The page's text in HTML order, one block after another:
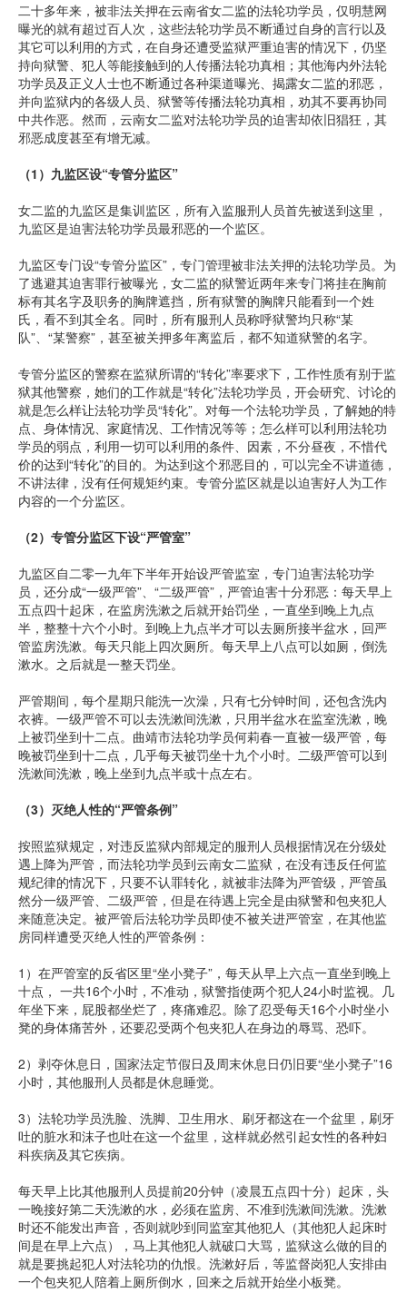
二十多年来，被非法关押在云南省女二监的法轮功学员，仅明慧网
曝光的就有超过百人次，这些法轮功学员不断通过自身的言行以及
其它可以利用的方式，在自身还遭受监狱严重迫害的情况下，仍坚
持向狱警、犯人等能接触到的人传播法轮功真相；其他海内外法轮
功学员及正义人士也不断通过各种渠道曝光、揭露女二监的邪恶，
并向监狱内的各级人员、狱警等传播法轮功真相，劝其不要再协同
中共作恶。然而，云南女二监对法轮功学员的迫害却依旧猖狂，其
邪恶成度甚至有增无减。
（1 ）九监区设“专管分监区”
女二监的九监区是集训监区，所有入监服刑人员首先被送到这里，
九监区是迫害法轮功学员最邪恶的一个监区。
九监区专门设“专管分监区”，专门管理被非法关押的法轮功学员。为
了逃避其迫害罪行被曝光，女二监的狱警近两年来专门将挂在胸前
标有其名字及职务的胸牌遮挡，所有狱警的胸牌只能看到一个姓
氏，看不到其全名。同时，所有服刑人员称呼狱警均只称“某
队”、“某警察”，甚至被关押多年离监后，都不知道狱警的名字。
专管分监区的警察在监狱所谓的“转化”率要求下，工作性质有别于监
狱其他警察，她们的工作就是“转化”法轮功学员，开会研究、讨论的
就是怎么样让法轮功学员“转化”。对每一个法轮功学员，了解她的特
点、身体情况、家庭情况、工作情况等等；怎么样可以利用法轮功
学员的弱点，利用一切可以利用的条件、因素，不分昼夜，不惜代
价的达到“转化”的目的。为达到这个邪恶目的，可以完全不讲道德，
不讲法律，没有任何规矩约束。专管分监区就是以迫害好人为工作
内容的一个分监区。
（2）专管分监区下设“严管室”
九监区自二零一九年下半年开始设严管监室，专门迫害法轮功学
员，还分成“一级严管”、“二级严管”，严管迫害十分邪恶：每天早上
五点四十起床，在监房洗漱之后就开始罚坐，一直坐到晚上九点
半，整整十六个小时。到晚上九点半才可以去厕所接半盆水，回严
管监房洗漱。每天只能上四次厕所。每天早上八点可以如厕，倒洗
漱水。之后就是一整天罚坐。
严管期间，每个星期只能洗一次澡，只有七分钟时间，还包含洗内
衣裤。一级严管不可以去洗漱间洗漱，只用半盆水在监室洗漱，晚
上被罚坐到十二点。曲靖市法轮功学员何莉春一直被一级严管，每
晚被罚坐到十二点，几乎每天被罚坐十九个小时。二级严管可以到
洗漱间洗漱，晚上坐到九点半或十点左右。
（3）灭绝人性的“严管条例”
按照监狱规定，对违反监狱内部规定的服刑人员根据情况在分级处
遇上降为严管，而法轮功学员到云南女二监狱，在没有违反任何监
规纪律的情况下，只要不认罪转化，就被非法降为严管级，严管虽
然分一级严管、二级严管，但是在待遇上完全是由狱警和包夹犯人
来随意决定。被严管后法轮功学员即使不被关进严管室，在其他监
房同样遭受灭绝人性的严管条例：
1）在严管室的反省区里“坐小凳子”，每天从早上六点一直坐到晚上
十点， 一共16个小时，不准动，狱警指使两个犯人24小时监视。几
年坐下来，屁股都坐烂了，疼痛难忍。除了忍受每天16个小时坐小
凳的身体痛苦外，还要忍受两个包夹犯人在身边的辱骂、恐吓。
2）剥夺休息日，国家法定节假日及周末休息日仍旧要“坐小凳子”16
小时，其他服刑人员都是休息睡觉。
3）法轮功学员洗脸、洗脚、卫生用水、刷牙都这在一个盆里，刷牙
吐的脏水和沫子也吐在这一个盆里，这样就必然引起女性的各种妇
科疾病及其它疾病。
每天早上比其他服刑人员提前20分钟（凌晨五点四十分）起床，头
一晚接好第二天洗漱的水，必须在监房、不准到洗漱间洗漱。洗漱
时还不能发出声音，否则就吵到同监室其他犯人（其他犯人起床时
间是在早上六点），马上其他犯人就破口大骂，监狱这么做的目的
就是要挑起犯人对法轮功的仇恨。洗漱好后，等监督岗犯人安排由
一个包夹犯人陪着上厕所倒水，回来之后就开始坐小板凳。